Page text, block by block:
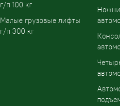
г/п 100 кг
Малые грузовые лифты
г/п 300 кг